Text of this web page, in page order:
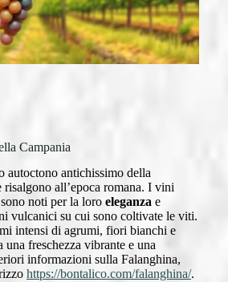
Campania
autoctono antichissimo della
all’epoca romana. I vini
noti per la loro eleganza e
vulcanici su cui sono coltivate le viti.
intensi di agrumi, fiori bianchi e
una freschezza vibrante e una
informazioni sulla Falanghina,
https://bontalico.com/falanghina/.